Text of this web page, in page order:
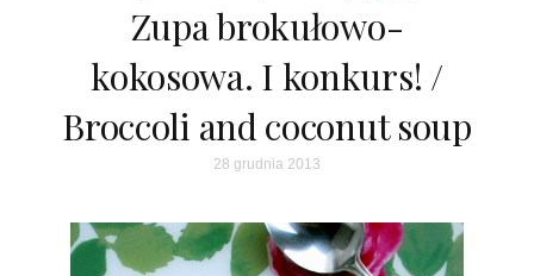
Zupa brokułowo-
kokosowa. I konkurs! /
Broccoli and coconut soup
28 grudnia 2013